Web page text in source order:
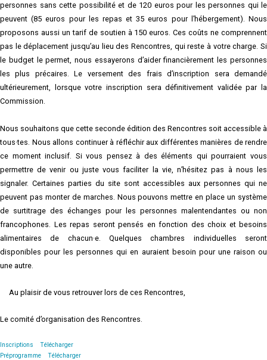
personnes sans cette possibilité et de 120 euros pour les personnes qui le
peuvent (85 euros pour les repas et 35 euros pour l’hébergement). Nous
proposons aussi un tarif de soutien à 150 euros. Ces coûts ne comprennent
pas le déplacement jusqu’au lieu des Rencontres, qui reste à votre charge. Si
le budget le permet, nous essayerons d’aider financièrement les personnes
les plus précaires. Le versement des frais d’inscription sera demandé
ultérieurement, lorsque votre inscription sera définitivement validée par la
Commission.
Nous souhaitons que cette seconde édition des Rencontres soit accessible à
tous·tes. Nous allons continuer à réfléchir aux différentes manières de rendre
ce moment inclusif. Si vous pensez à des éléments qui pourraient vous
permettre de venir ou juste vous faciliter la vie, n’hésitez pas à nous les
signaler. Certaines parties du site sont accessibles aux personnes qui ne
peuvent pas monter de marches. Nous pouvons mettre en place un système
de surtitrage des échanges pour les personnes malentendantes ou non
francophones. Les repas seront pensés en fonction des choix et besoins
alimentaires de chacun·e. Quelques chambres individuelles seront
disponibles pour les personnes qui en auraient besoin pour une raison ou
une autre.
Au plaisir de vous retrouver lors de ces Rencontres,
Le comité d’organisation des Rencontres.
Inscriptions
Télécharger
Préprogramme
Télécharger